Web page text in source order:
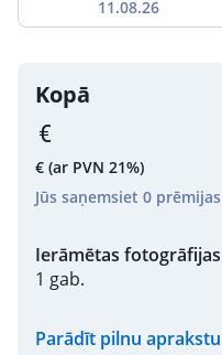
11.08.26
Kopā
€ (ar PVN 21%)
Jūs saņemsiet 0 prēmijas
Ierāmētas fotogrāfijas
1 gab.
Parādīt pilnu aprakstu